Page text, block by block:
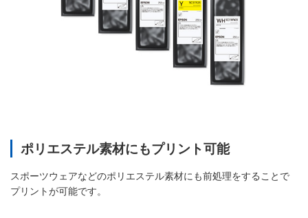
ポリエステル素材にもプリント可能
スポーツウェアなどのポリエステル素材にも前処理をすることで
プリントが可能です。